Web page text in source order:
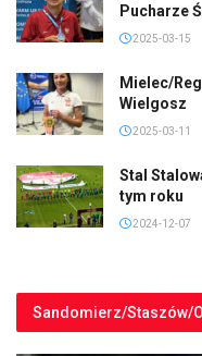
Pucharze
2025-03-15
Mielec/
Wielgosz
2025-03-11
Stal
tym roku
2024-12-07
Sandomierz/Staszów/